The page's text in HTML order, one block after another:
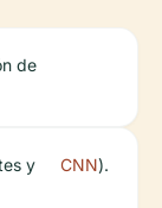
de
y
CNN).